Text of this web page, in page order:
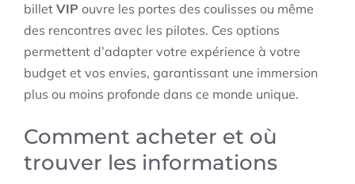
billet VIP ouvre les portes des coulisses ou même
des rencontres avec les pilotes. Ces options
permettent d’adapter votre expérience à votre
budget et vos envies, garantissant une immersion
plus ou moins profonde dans ce monde unique.
Comment acheter et où
trouver les informations